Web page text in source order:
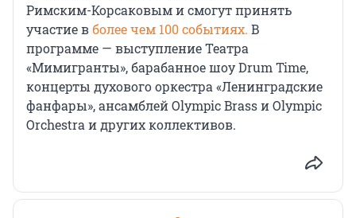
Римским-Корсаковым и смогут принять
участие вболее чем 100 событиях. В
программе — выступление Театра
«Мимигранты», барабанное шоу Drum Time,
концерты духового оркестра «Ленинградские
фанфары», ансамблей Olympic Brass и Olympic
Orchestra и других коллективов.